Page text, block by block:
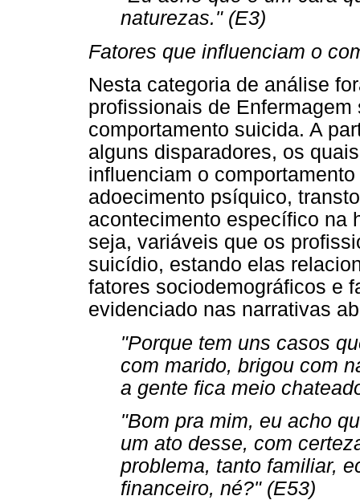
naturezas." (E3)
Fatores que influenciam o
Nesta categoria de análise
profissionais de
comportamento suicida. A
alguns disparadores, os
influenciam o
adoecimento psíquico,
acontecimento específico na
seja, variáveis que os
suicídio, estando elas
fatores sociodemográficos e
evidenciado nas narrativas
"Porque tem uns casos
com marido, brigou com
a gente fica meio
"Bom pra mim, eu acho
um ato desse, com
problema, tanto familiar,
financeiro, né?" (E53)